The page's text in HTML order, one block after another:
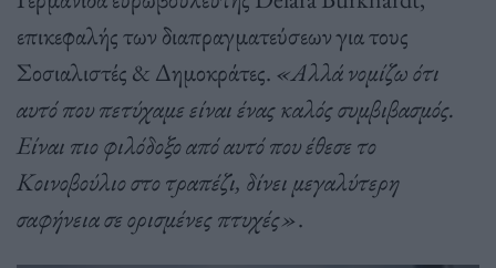
επικεφαλής των διαπραγματεύσεων για τους
Σοσιαλιστές & Δημοκράτες. «Αλλά νομίζω ότι
αυτό που πετύχαμε είναι ένας καλός συμβιβασμός.
Είναι πιο φιλόδοξο από αυτό που έθεσε το
Κοινοβούλιο στο τραπέζι, δίνει μεγαλύτερη
σαφήνεια σε ορισμένες πτυχές».